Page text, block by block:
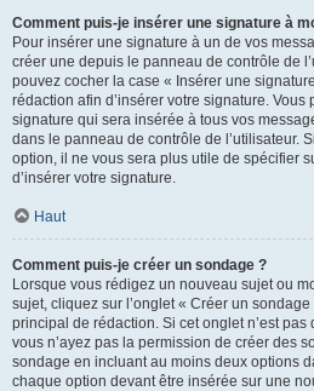
Comment puis-je insérer une signature à
Pour insérer une signature à un de vos
créer une depuis le panneau de contrôle de
pouvez cocher la case « Insérer une
rédaction afin d’insérer votre signature.
signature qui sera insérée à tous vos
dans le panneau de contrôle de l’utilisateur.
option, il ne vous sera plus utile de spécifier
d’insérer votre signature.
Haut
Comment puis-je créer un sondage ?
Lorsque vous rédigez un nouveau sujet ou
sujet, cliquez sur l’onglet « Créer un
principal de rédaction. Si cet onglet n’est
vous n’ayez pas la permission de créer des
sondage en incluant au moins deux options
chaque option devant être insérée sur une